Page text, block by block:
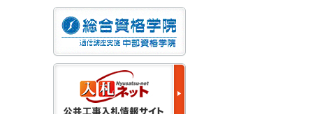
から通常通り運営いたし
ます。
2025/12/22
●年末年始に伴う情報更
新停止のお知らせ●
建設資料館をご利用いた
だき、誠に有難うござい